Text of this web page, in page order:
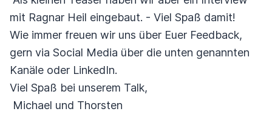
mit Ragnar Heil eingebaut. - Viel Spaß damit!
Wie immer freuen wir uns über Euer Feedback,
gern via Social Media über die unten genannten
Kanäle oder LinkedIn.
Viel Spaß bei unserem Talk,
Michael und Thorsten